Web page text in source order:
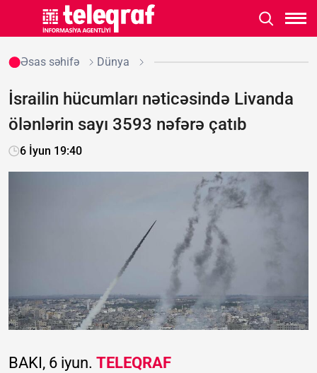
Əsas səhifə Dünya
İsrailin hücumları nəticəsində Livanda
ölənlərin sayı 3593 nəfərə çatıb
6 İyun 19:40
BAKI, 6 iyun. TELEQRAF